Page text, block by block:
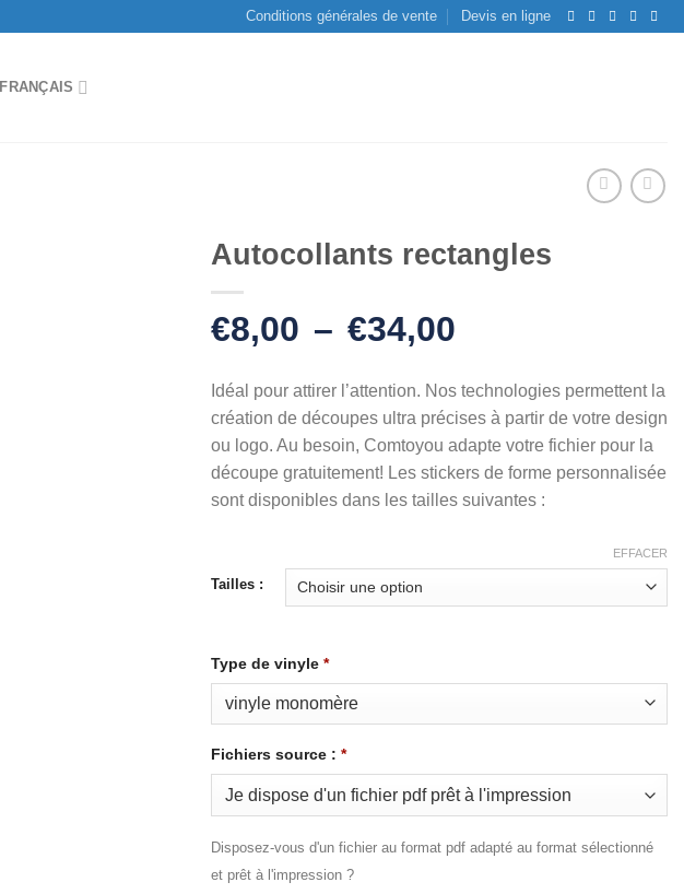
Conditions générales de vente Devis en ligne
FRANÇAIS
Autocollants rectangles
€8,00 – €34,00
prix :
€8,00
à
€34,00
Idéal pour attirer l’attention. Nos technologies permettent la
création de découpes ultra précises à partir de votre design
ou logo. Au besoin, Comtoyou adapte votre fichier pour la
découpe gratuitement! Les stickers de forme personnalisée
sont disponibles dans les tailles suivantes :
Tailles :
EFFACER
Type de vinyle *
Fichiers source : *
Disposez-vous d'un fichier au format pdf adapté au format sélectionné
et prêt à l'impression ?